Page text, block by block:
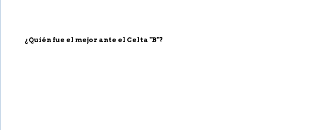
¿Quién fue el mejor ante el Celta "B"?